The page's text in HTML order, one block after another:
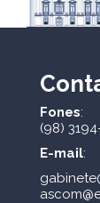
Fones:
(98)
E-mail: